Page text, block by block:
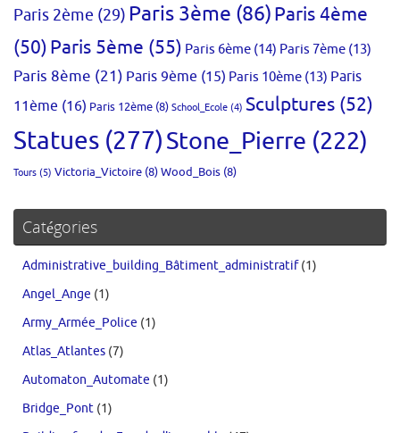
Paris 2ème (29) Paris 3ème (86)Paris 4ème
(50)Paris 5ème (55) Paris 6ème (14) Paris 7ème (13)
Paris 8ème (21) Paris 9ème (15) Paris 10ème (13) Paris
11ème (16) Paris 12ème (8) School_Ecole (4) Sculptures (52)
Statues (277)Stone_Pierre (222)
Tours (5) Victoria_Victoire (8)Wood_Bois (8)
Catégories
Administrative_building_Bâtiment_administratif(1)
Angel_Ange (1)
Army_Armée_Police (1)
Atlas_Atlantes (7)
Automaton_Automate (1)
Bridge_Pont (1)